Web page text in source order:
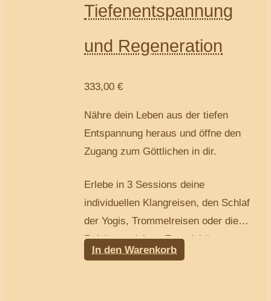
Tiefenentspannung
und Regeneration
333,00€
Nähre dein Leben aus der tiefen
Entspannung heraus und öffne den
Zugang zum Göttlichen in dir.
Erlebe in 3 Sessions deine
individuellen Klangreisen, den Schlaf
der Yogis, Trommelreisen oder die
Reinigung deines Energiekörpers.
Ganz nach deinem Bedürfnis.
In den Warenkorb